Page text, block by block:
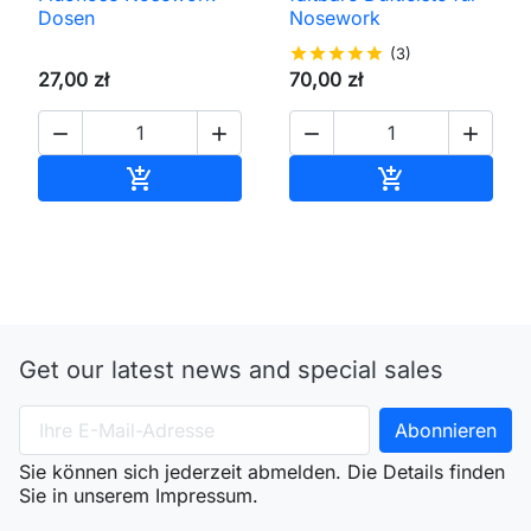
Dosen
27,00 zł
 

Nosework
starstarstarstarstar (3)
70,00 zł
 

Get our latest news and special sales
Sie können sich jederzeit abmelden. Die Details finden
Sie in unserem Impressum.